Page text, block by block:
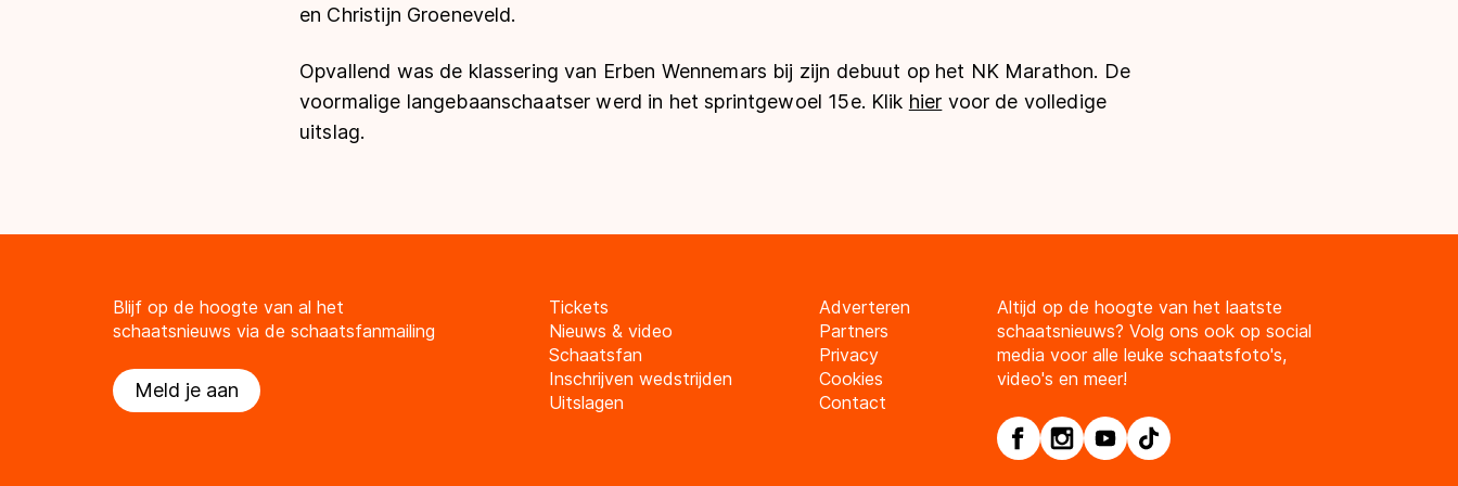
en Christijn Groeneveld.
Opvallend was de klassering van Erben Wennemars bij zijn debuut op het NK Marathon. De
voormalige langebaanschaatser werd in het sprintgewoel 15e. Klik hier voor de volledige
uitslag.
Blijf op de hoogte van al het
schaatsnieuws via de schaatsfanmailing
Meld je aan
Tickets
Nieuws & video
Schaatsfan
Inschrijven wedstrijden
Uitslagen
Adverteren
Partners
Privacy
Cookies
Contact
Altijd op de hoogte van het laatste
schaatsnieuws? Volg ons ook op social
media voor alle leuke schaatsfoto's,
video's en meer!